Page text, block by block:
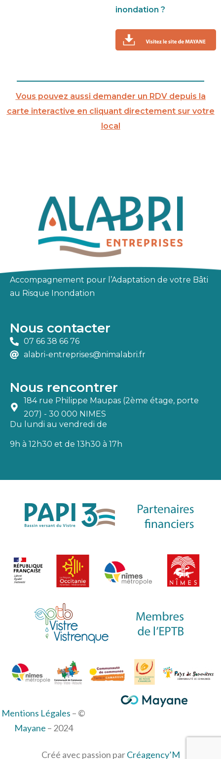
inondation ?
Vous pouvez aussi demander un RDV depuis la
carte interactive en cliquant directement sur votre
local
Accompagnement pour l’Adaptation de votre Bâti
au Risque Inondation
Nous contacter
07 66 38 66 76
alabri-entreprises@nimalabri.fr
Nous rencontrer
184 rue Philippe Maupas (2ème étage, porte
207) - 30 000 NIMES
Du lundi au vendredi de
9h à 12h30 et de 13h30 à 17h
Mentions Légales – ©
Mayane – 2024
Créé avec passion parCréagency’M